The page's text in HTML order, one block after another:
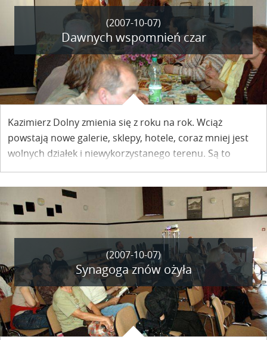
(2007-10-07)
Dawnych wspomnień czar
Kazimierz Dolny zmienia się z roku na rok. Wciąż
powstają nowe galerie, sklepy, hotele, coraz mniej jest
wolnych działek i niewykorzystanego terenu. Są to
jednak zmiany, których na co dzień nie zauważamy, obok
których przechodzimy obojętnie. Ale biorąc pod uwagę
to, jak Miasteczko zmieniło się w przeciągu ostatnich 50
lat, możemy śmiało stwierdzić, że przeżyło ono
(2007-10-07)
Synagoga znów ożyła